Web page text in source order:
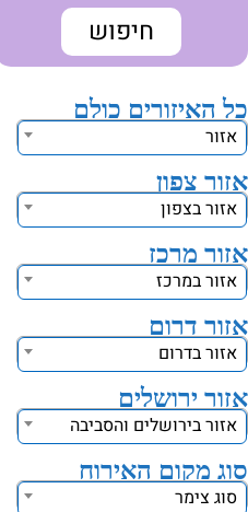
כל האיזורים כולם
אזור
אזור צפון
אזור בצפון
אזור מרכז
אזור במרכז
אזור דרום
אזור בדרום
אזור ירושלים
אזור בירושלים והסביבה
סוג מקום האירוח
סוג צימר